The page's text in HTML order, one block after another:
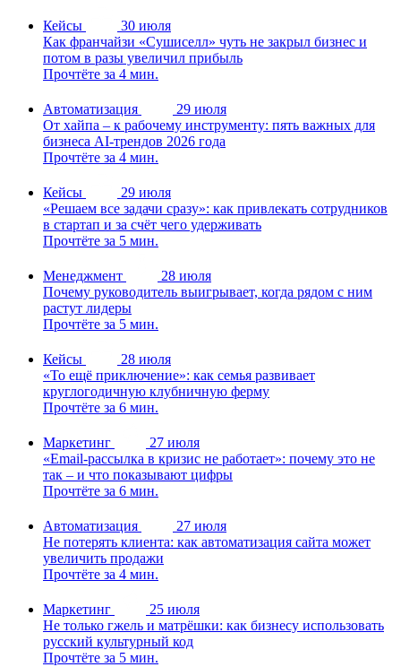
Кейсы
30 июля
Как франчайзи «Сушиселл» чуть не закрыл бизнес и
потом в разы увеличил прибыль
Прочтёте за 4 мин.
Автоматизация
29 июля
От хайпа – к рабочему инструменту: пять важных для
бизнеса AI-трендов 2026 года
Прочтёте за 4 мин.
Кейсы
29 июля
«Решаем все задачи сразу»: как привлекать сотрудников
в стартап и за счёт чего удерживать
Прочтёте за 5 мин.
Менеджмент
28 июля
Почему руководитель выигрывает, когда рядом с ним
растут лидеры
Прочтёте за 5 мин.
Кейсы
28 июля
«То ещё приключение»: как семья развивает
круглогодичную клубничную ферму
Прочтёте за 6 мин.
Маркетинг
27 июля
«Email-рассылка в кризис не работает»: почему это не
так – и что показывают цифры
Прочтёте за 6 мин.
Автоматизация
27 июля
Не потерять клиента: как автоматизация сайта может
увеличить продажи
Прочтёте за 4 мин.
Маркетинг
25 июля
Не только гжель и матрёшки: как бизнесу использовать
русский культурный код
Прочтёте за 5 мин.